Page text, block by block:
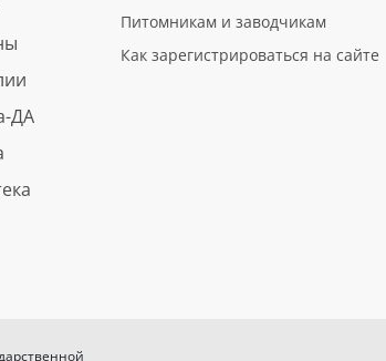
ДА
Питомникам и заводчикам
Как зарегистрироваться на сайте